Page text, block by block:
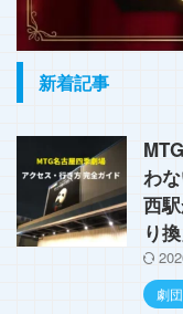
新着記事
わ
西
り
劇